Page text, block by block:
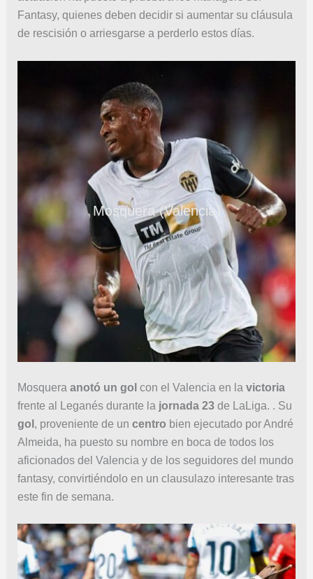
Fantasy, quienes deben decidir si aumentar su cláusula
de rescisión o arriesgarse a perderlo estos días.
Mosquera (Valencia)
Mosquera anotó un gol con el Valencia en la victoria
frente al Leganés durante la jornada 23de LaLiga. . Su
gol , proveniente de un centro bien ejecutado por André
Almeida, ha puesto su nombre en boca de todos los
aficionados del Valencia y de los seguidores del mundo
fantasy, convirtiéndolo en un clausulazo interesante tras
este fin de semana.